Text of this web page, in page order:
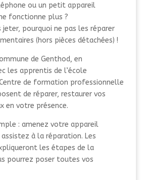
ou un petit appareil
fonctionne plus ?
pourquoi ne pas les réparer
(hors pièces détachées) !
de Genthod, en
les apprentis de l’école
de formation professionnelle
de réparer, restaurer vos
en votre présence.
: amenez votre appareil
à la réparation. Les
les étapes de la
pourrez poser toutes vos